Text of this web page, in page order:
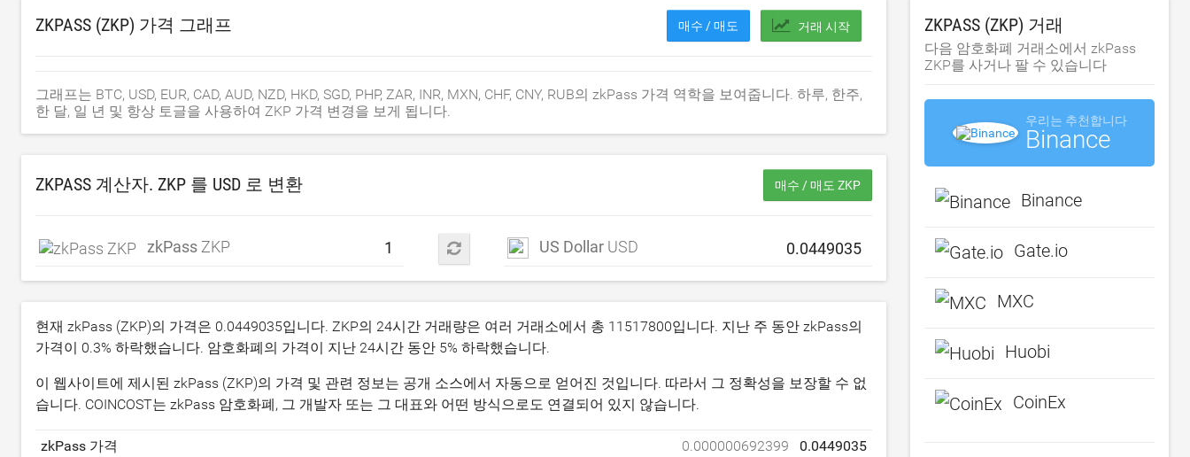
ZKPASS (ZKP) 가격 그래프 매수 / 매도 거래 시작
그래프는 BTC, USD, EUR, CAD, AUD, NZD, HKD, SGD, PHP, ZAR, INR, MXN, CHF, CNY, RUB의 zkPass 가격 역학을 보여줍니다. 하루, 한주,
한 달, 일 년 및 항상 토글을 사용하여 ZKP 가격 변경을 보게 됩니다.
ZKPASS 계산자. ZKP 를 USD 로 변환 매수 / 매도 ZKP
zkPass ZKP US Dollar USD
현재 zkPass (ZKP)의 가격은 0.0449035입니다. ZKP의 24시간 거래량은 여러 거래소에서 총 11517800입니다. 지난 주 동안 zkPass의
가격이 0.3% 하락했습니다. 암호화폐의 가격이 지난 24시간 동안 5% 하락했습니다.
이 웹사이트에 제시된 zkPass (ZKP)의 가격 및 관련 정보는 공개 소스에서 자동으로 얻어진 것입니다. 따라서 그 정확성을 보장할 수 없
습니다. COINCOST는 zkPass 암호화폐, 그 개발자 또는 그 대표와 어떤 방식으로도 연결되어 있지 않습니다.
zkPass 가격 0.000000692399
0.0449035
ZKPASS (ZKP) 거래
다음 암호화폐 거래소에서 zkPass
ZKP를 사거나 팔 수 있습니다
우리는 추천합니다
Binance
Binance
Gate.io
MXC
Huobi
CoinEx